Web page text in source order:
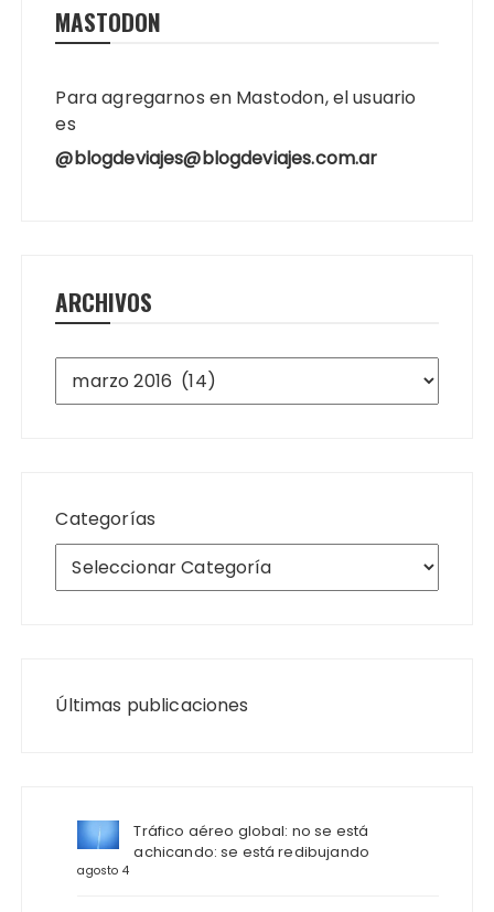
MASTODON
Para agregarnos en Mastodon, el usuario
es
@blogdeviajes@blogdeviajes.com.ar
ARCHIVOS
Categorías
Últimas publicaciones
Tráfico aéreo global: no se está
achicando: se está redibujando
agosto 4